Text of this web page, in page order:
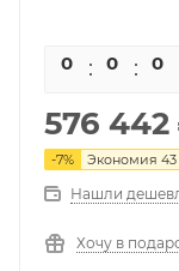
0 0 0
576 442
-7% Экономия
Нашли
Хочу в